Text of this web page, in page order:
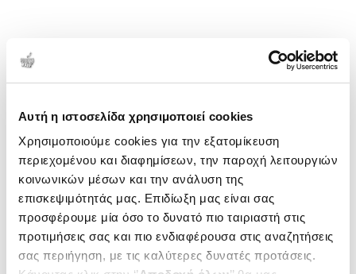
Αυτή η ιστοσελίδα χρησιμοποιεί cookies
Χρησιμοποιούμε cookies για την εξατομίκευση
περιεχομένου και διαφημίσεων, την παροχή λειτουργιών
κοινωνικών μέσων και την ανάλυση της
επισκεψιμότητάς μας. Επιδίωξη μας είναι σας
προσφέρουμε μία όσο το δυνατό πιο ταιριαστή στις
προτιμήσεις σας και πιο ενδιαφέρουσα στις αναζητήσεις
σας περιήγηση, με τις καλύτερες δυνατές προτάσεις.